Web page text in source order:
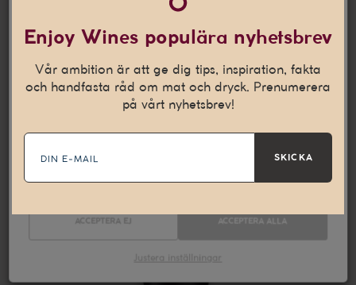
Enjoy Wines populära nyhetsbrev
Vår ambition är att ge dig tips, inspiration, fakta
och handfasta råd om mat och dryck. Prenumerera
på vårt nyhetsbrev!
E-
mail SKICKA
Den här webbplatsen använder cookies som hjälper oss att
anpassa vårt innehåll och ge dig en bättre
internetupplevelse. Vi använder även denna teknik till att
samla in statistik och för att kunna leverera personliga
annonser på andra webbplatser till dig.Läs mer
ACCEPTERA EJ ACCEPTERA ALLA
Justera inställningar